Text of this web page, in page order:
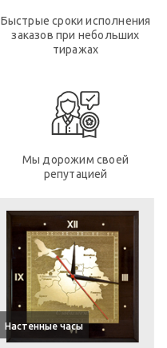
Быстрые сроки исполнения
заказов при небольших
тиражах
Мы дорожим своей
репутацией
Настенные часы